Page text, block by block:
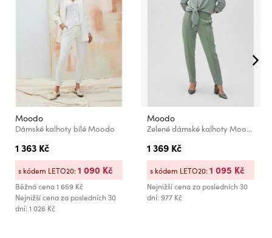
Moodo
Dámské kalhoty bílé Moodo
1 363 Kč
Běžná cena1 659 Kč
Nejnižší cena za posledních 30
dní: 1 026 Kč
s kódem LETO20:1 090 Kč
Moodo
Zelené dámské kalhoty Moodo
1 369 Kč
Nejnižší cena za posledních 30
dní: 977 Kč
s kódem LETO20:1 095 Kč